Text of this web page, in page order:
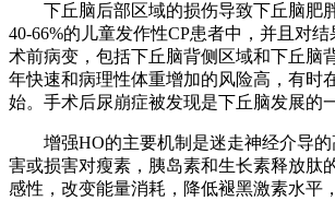
下丘脑后部区域的损伤导致下丘脑肥
40-66%的儿童发作性CP患者中，并且对
术前病变，包括下丘脑背侧区域和下丘脑
年快速和病理性体重增加的风险高，有时
始。手术后尿崩症被发现是下丘脑发展的
增强HO的主要机制是迷走神经介导的
害或损害对瘦素，胰岛素和生长素释放肽
感性，改变能量消耗，降低褪黑激素水平